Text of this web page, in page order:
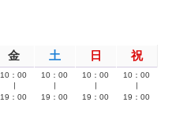
金 土 日 祝
10：00
19：00
10：00
19：00
10：00
19：00
10：00
19：00